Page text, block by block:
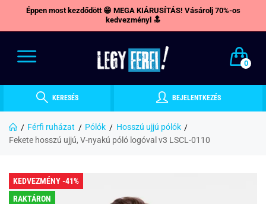
Éppen most kezdődött 😁 MEGA KIÁRUSÍTÁS! Vásárolj 70%-os
kedvezményl 🔝
0
KERESÉS BEJELENTKEZÉS
Férfi ruházat Pólók
Hosszú ujjú pólók
Fekete hosszú ujjú, V-nyakú póló logóval v3 LSCL-0110
KEDVEZMÉNY -41%
RAKTÁRON